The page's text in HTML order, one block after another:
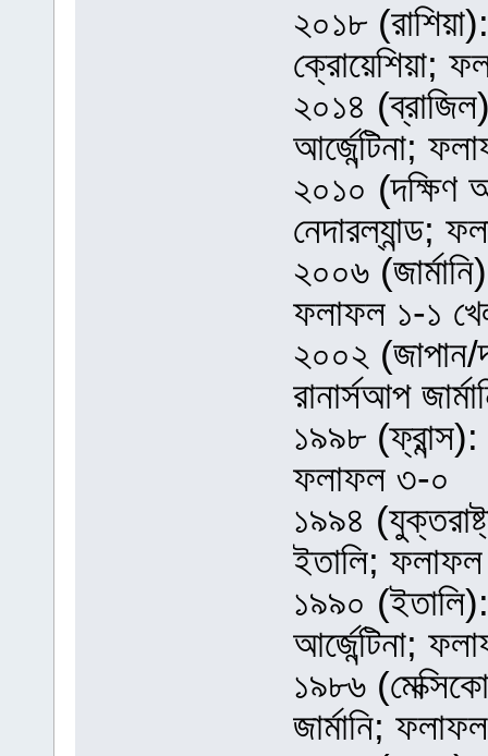
২০১৮
ক্রোয়েশিয়া;
২০১৪
আর্জেন্টিনা;
২০১০ (দক্ষিণ
নেদারল্যান্ড;
২০০৬
ফলাফল ১-১
২০০২ (জাপান/
রানার্সআপ
১৯৯৮ (ফ্রান্স):
ফলাফল ৩-০
১৯৯৪
ইতালি; ফলাফল
১৯৯০ (ইতালি):
আর্জেন্টিনা;
১৯৮৬
জার্মানি;